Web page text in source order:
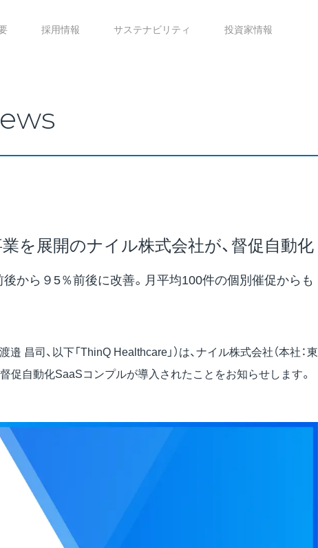
採用情報 サステナビリティ 投資家情報
を展開のナイル株式会社が、督促自動化
から９5％前後に改善。月平均100件の個別催促からも
昌司、以下「ThinQ Healthcare」）は、ナイル株式会社（本社：東
督促自動化SaaSコンプルが導入されたことをお知らせします。